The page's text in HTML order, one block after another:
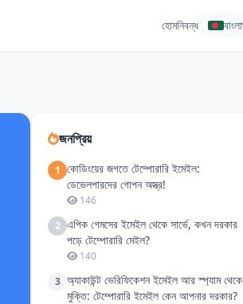
হোমনিবন্ধ বাংলা
জনপ্রিয়
1 কোডিংয়ের জগতে টেম্পোরারি ইমেইল:
ডেভেলপারদের গোপন অস্ত্র!
146
2 এপিক গেমসের ইমেইল থেকে সার্ভে, কখন দরকার
পড়ে টেম্পোরারি মেইল?
140
3 অ্যাকাউন্ট ভেরিফিকেশন ইমেইল আর স্প্যাম থেকে
মুক্তি: টেম্পোরারি ইমেইল কেন আপনার দরকার?